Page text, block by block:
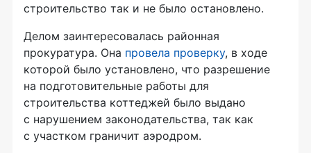
строительство так и не было остановлено.
Делом заинтересовалась районная
прокуратура. Она провела проверку, в ходе
которой было установлено, что разрешение
на подготовительные работы для
строительства коттеджей было выдано
с нарушением законодательства, так как
с участком граничит аэродром.